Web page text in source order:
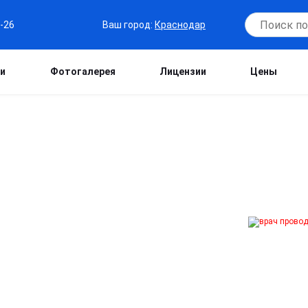
26 Ваш город: Краснодар
Фотогалерея Лицензии Цены